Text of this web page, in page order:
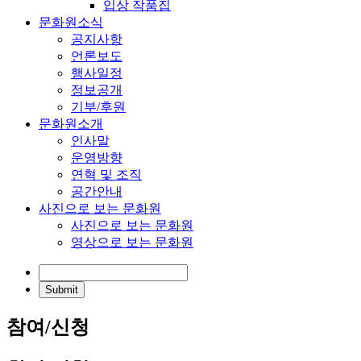
입상 작품집
문화원소식
공지사항
언론보도
행사일정
정보공개
기부/후원
문화원소개
인사말
운영방향
연혁 및 조직
공간안내
사진으로 보는 문화원
사진으로 보는 문화원
영상으로 보는 문화원
참여/신청